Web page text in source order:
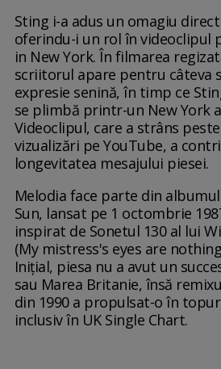
Sting i-a adus un omagiu
oferindu-i un rol în videoclipul
in New York. În filmarea
scriitorul apare pentru câteva
expresie senină, în timp ce
se plimbă printr-un New York
Videoclipul, care a strâns
vizualizări pe YouTube, a
longevitatea mesajului piesei.
Melodia face parte din
Sun, lansat pe 1 octombrie
inspirat de Sonetul 130 al lui
(My mistress's eyes are
Inițial, piesa nu a avut un
sau Marea Britanie, însă
din 1990 a propulsat-o în
inclusiv în UK Single Chart.